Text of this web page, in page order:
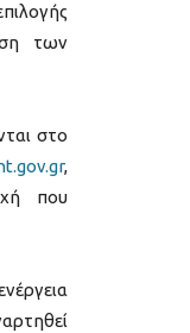
των
στο
,
που